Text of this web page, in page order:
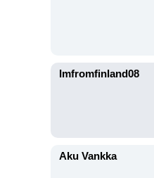
Imfromfinland08
Aku Vankka